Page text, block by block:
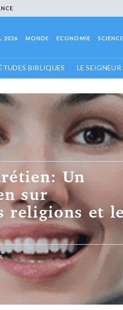
2026 MONDE ECONOMIE
BIBLIQUES LE
Un
sur
religions et